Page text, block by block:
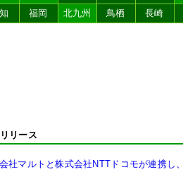
福岡 北九州 鳥栖 長崎
リース
社マルトと株式会社NTTドコモが連携し